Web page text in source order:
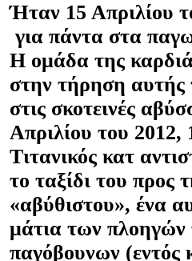
Ήταν 15 Απριλίου
για πάντα στα
Η ομάδα της
στην τήρηση αυτής
στις σκοτεινές
Απριλίου του
Τιτανικός κατ
το ταξίδι του
«αβύθιστου», ένα
μάτια των
παγόβουνων (εντός